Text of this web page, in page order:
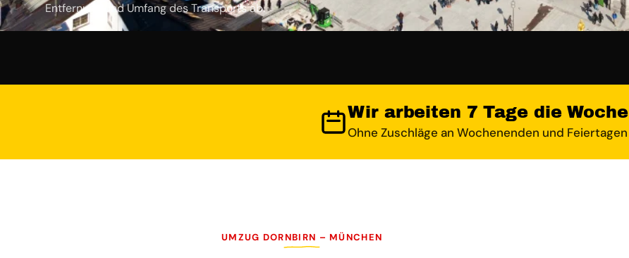
Entfernung und Umfang des Transports ab.
Wir arbeiten 7 Tage die Woche
Ohne Zuschläge an Wochenenden und Feiertagen
UMZUG DORNBIRN – MÜNCHEN